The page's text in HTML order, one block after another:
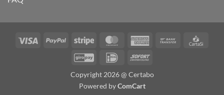
Visa PayPal Stripe MasterCardAmerican
Bank
GiroPay IDeal Sofort
Copyright 2026 @ Certabo
Powered byComCart